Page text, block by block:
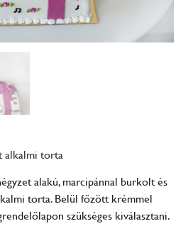
alkalmi torta
alakú, marcipánnal burkolt és
torta. Belül főzött krémmel
szükséges kiválasztani.